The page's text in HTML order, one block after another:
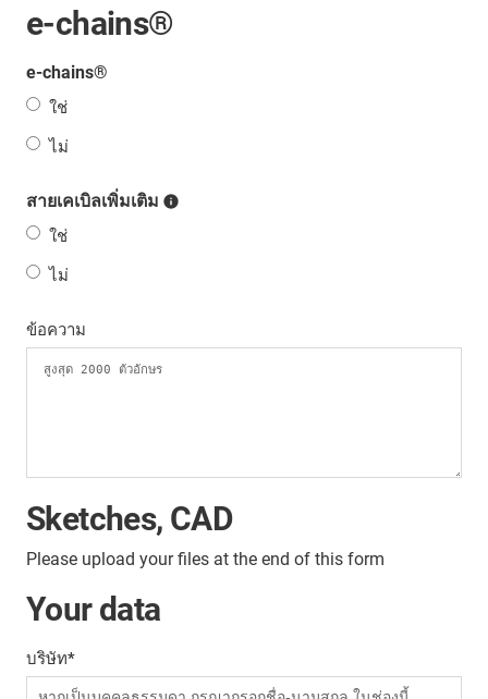
e-chains®
e-chains®
ใช่
ไม่
สายเคเบิลเพิ่มเติม
ใช่
ไม่
ข้อความ
Sketches, CAD
Please upload your files at the end of this form
Your data
บริษัท*